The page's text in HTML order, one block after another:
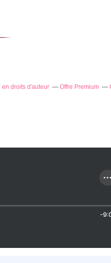
en droits d'auteur Offre Premium
-